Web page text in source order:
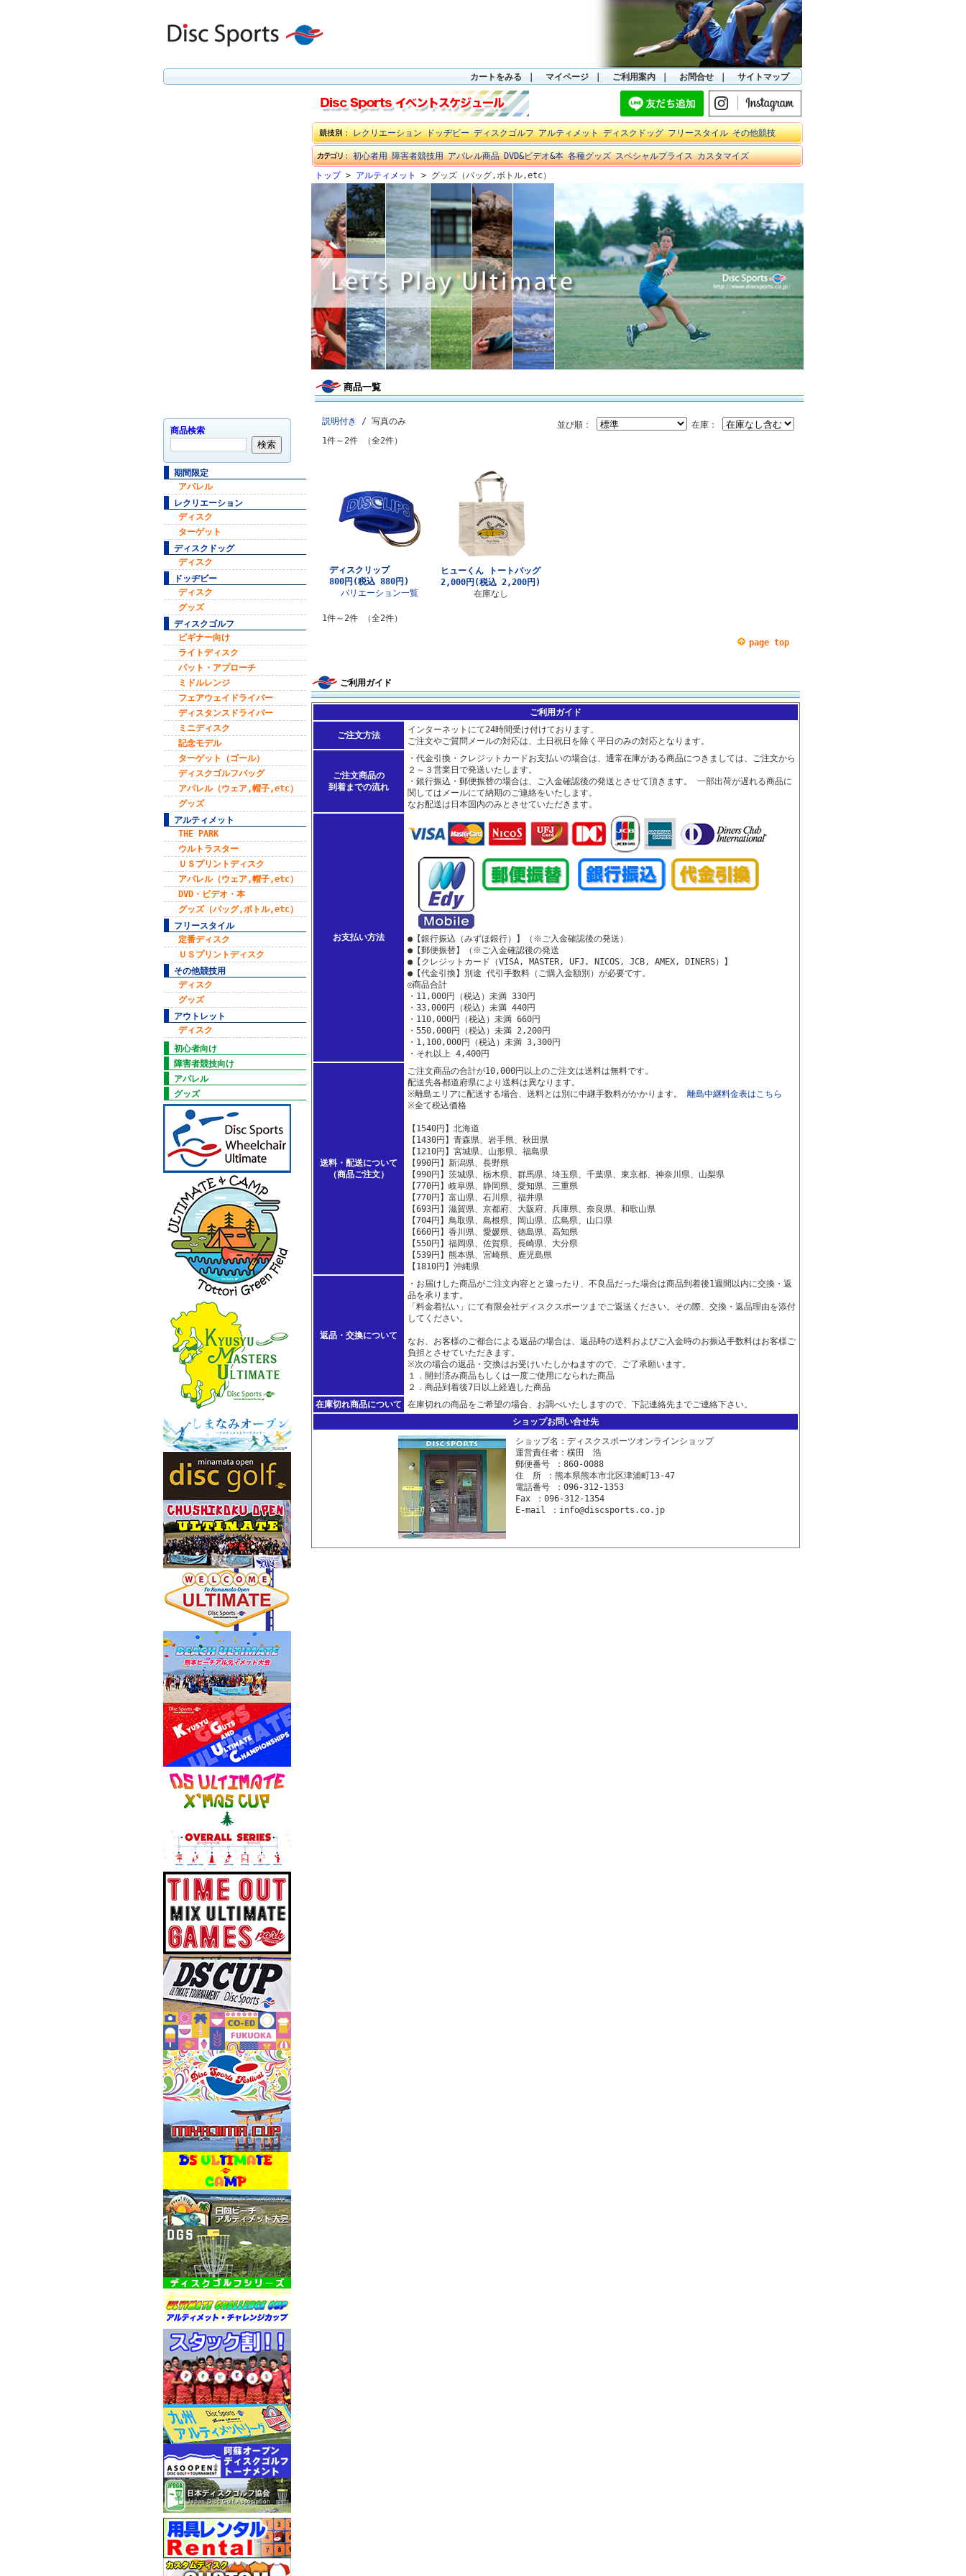
カートをみる マイページ ご利用案内 お問合せ サイトマップ
商品検索
期間限定
アパレル
レクリエーション
ディスク
ターゲット
ディスクドッグ
ディスク
ドッヂビー
ディスク
グッズ
ディスクゴルフ
ビギナー向け
ライトディスク
パット・アプローチ
ミドルレンジ
フェアウェイドライバー
ディスタンスドライバー
ミニディスク
記念モデル
ターゲット（ゴール）
ディスクゴルフバッグ
アパレル（ウェア,帽子,etc）
グッズ
アルティメット
THE PARK
ウルトラスター
ＵＳプリントディスク
アパレル（ウェア,帽子,etc）
DVD・ビデオ・本
グッズ（バッグ,ボトル,etc）
フリースタイル
定番ディスク
ＵＳプリントディスク
その他競技用
ディスク
グッズ
アウトレット
ディスク
初心者向け
障害者競技向け
アパレル
グッズ
レクリエーション ドッヂビー ディスクゴルフ アルティメット ディスクドッグ フリースタイル その他競技
初心者用 障害者競技用 アパレル商品 DVD&ビデオ&本 各種グッズ スペシャルプライス カスタマイズ
トップ> アルティメット > グッズ（バッグ,ボトル,etc）
商品一覧
在庫：
並び順：
説明付き
/ 写真のみ
1件～2件 （全2件）
ディスクリップ
800円 (税込 880円)
バリエーション一覧
ヒューくん トートバッグ
2,000円 (税込 2,200円)
在庫なし
1件～2件 （全2件）
page top
ご利用ガイド
ご利用ガイド
ご注文方法
インターネットにて24時間受け付けております。
ご注文やご質問メールの対応は、土日祝日を除く平日のみの対応となります。
ご注文商品の
到着までの流れ
・代金引換・クレジットカードお支払いの場合は、通常在庫がある商品につきましては、ご注文から
２～３営業日で発送いたします。
・銀行振込・郵便振替の場合は、ご入金確認後の発送とさせて頂きます。 一部出荷が遅れる商品に
関してはメールにて納期のご連絡をいたします。
なお配送は日本国内のみとさせていただきます。
お支払い方法
●【銀行振込（みずほ銀行）】（※ご入金確認後の発送）
●【郵便振替】（※ご入金確認後の発送
●【クレジットカード（VISA, MASTER, UFJ, NICOS, JCB, AMEX, DINERS）】
●【代金引換】別途 代引手数料（ご購入金額別）が必要です。
◎商品合計
・11,000円（税込）未満 330円
・33,000円（税込）未満 440円
・110,000円（税込）未満 660円
・550,000円（税込）未満 2,200円
・1,100,000円（税込）未満 3,300円
・それ以上 4,400円
送料・配送について
（商品ご注文）
ご注文商品の合計が10,000円以上のご注文は送料は無料です。
配送先各都道府県により送料は異なります。
※離島エリアに配送する場合、送料とは別に中継手数料がかかります。 離島中継料金表はこちら
※全て税込価格
【1540円】北海道
【1430円】青森県、岩手県、秋田県
【1210円】宮城県、山形県、福島県
【990円】新潟県、長野県
【990円】茨城県、栃木県、群馬県、埼玉県、千葉県、東京都、神奈川県、山梨県
【770円】岐阜県、静岡県、愛知県、三重県
【770円】富山県、石川県、福井県
【693円】滋賀県、京都府、大阪府、兵庫県、奈良県、和歌山県
【704円】鳥取県、島根県、岡山県、広島県、山口県
【660円】香川県、愛媛県、徳島県、高知県
【550円】福岡県、佐賀県、長崎県、大分県
【539円】熊本県、宮崎県、鹿児島県
【1810円】沖縄県
返品・交換について
・お届けした商品がご注文内容とと違ったり、不良品だった場合は商品到着後1週間以内に交換・返
品を承ります。
「料金着払い」にて有限会社ディスクスポーツまでご返送ください。その際、交換・返品理由を添付
してください。
なお、お客様のご都合による返品の場合は、返品時の送料およびご入金時のお振込手数料はお客様ご
負担とさせていただきます。
※次の場合の返品・交換はお受けいたしかねますので、ご了承願います。
１．開封済み商品もしくは一度ご使用になられた商品
２．商品到着後7日以上経過した商品
在庫切れ商品について
在庫切れの商品をご希望の場合、お調べいたしますので、下記連絡先までご連絡下さい。
ショップお問い合せ先
ショップ名：ディスクスポーツオンラインショップ
運営責任者：横田 浩
郵便番号 ：860-0088
住 所 ：熊本県熊本市北区津浦町13-47
電話番号 ：096-312-1353
Fax ：096-312-1354
E-mail ：info@discsports.co.jp